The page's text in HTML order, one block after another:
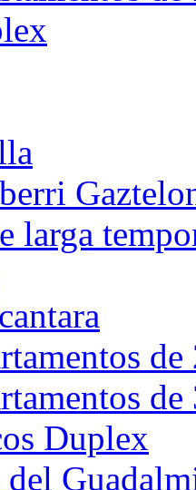
larga
Duplex
del